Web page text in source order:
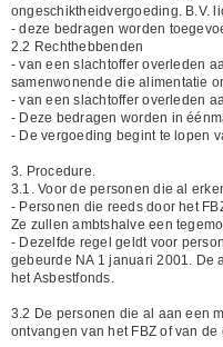
ongeschiktheidvergoeding. B.V.
- deze bedragen worden
2.2 Rechthebbenden
- van een slachtoffer overleden
samenwonende die alimentatie
- van een slachtoffer overleden
- Deze bedragen worden in
- De vergoeding begint te lopen
3. Procedure.
3.1. Voor de personen die al
- Personen die reeds door het
Ze zullen ambtshalve een
- Dezelfde regel geldt voor
gebeurde NA 1 januari 2001. De
het Asbestfonds.
3.2 De personen die al aan een
ontvangen van het FBZ of van